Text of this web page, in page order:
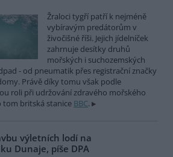
Žraloci tygří patří k nejméně
vybíravým predátorům v
živočišné říši. Jejich jídelníček
zahrnuje desítky druhů
mořských i suchozemských
- od pneumatik přes registrační značky
Právě díky tomu však podle
roli při udržování zdravého mořského
tom britská stanice BBC.
výletních lodí na
Dunaje, píše DPA